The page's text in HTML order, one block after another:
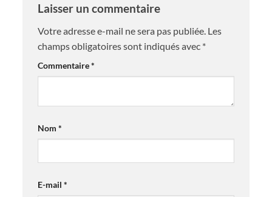
Laisser un commentaire
Votre adresse e-mail ne sera pas publiée. Les
champs obligatoires sont indiqués avec *
Commentaire*
Nom*
E-mail*